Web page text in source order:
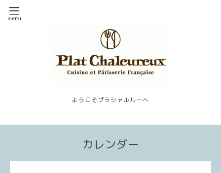
ようこそプラシャルルーへ
カレンダー